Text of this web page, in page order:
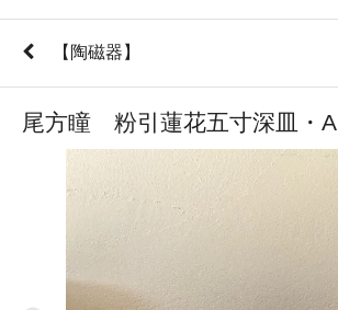
【陶磁器】
尾方瞳 粉引蓮花五寸深皿・A